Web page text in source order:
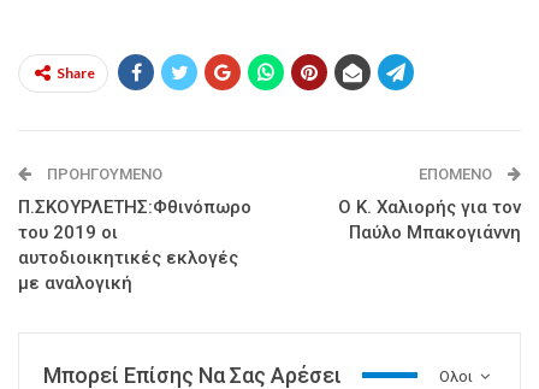
Share
ΠΡΟΗΓΟΎΜΕΝΟ
Π.ΣΚΟΥΡΛΕΤΗΣ:Φθινόπωρο
του 2019 οι
αυτοδιοικητικές εκλογές
με αναλογική
ΕΠΌΜΕΝΟ
Ο Κ. Χαλιορής για τον
Παύλο Μπακογιάννη
Ολοι
Μπορεί Επίσης Να Σας Αρέσει